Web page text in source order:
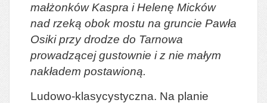
małżonków Kaspra i Helenę Micków
nad rzeką obok mostu na gruncie Pawła
Osiki przy drodze do Tarnowa
prowadzącej gustownie i z nie małym
nakładem postawioną.
Ludowo-klasycystyczna. Na planie